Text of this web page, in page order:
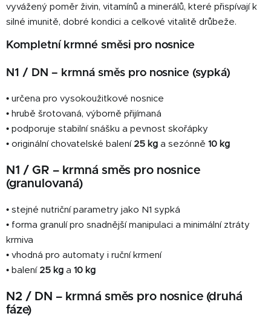
r
v
y
ý
i
s
u
vyvážený poměr živin, vitamínů a minerálů, které přispívají k
silné imunitě, dobré kondici a celkové vitalitě drůbeže.
Kompletní krmné směsi pro nosnice
N1 / DN – krmná směs pro nosnice (sypká)
• určena pro vysokoužitkové nosnice
• hrubě šrotovaná, výborně přijímaná
• podporuje stabilní snášku a pevnost skořápky
• originální chovatelské balení 25 kg a sezónně 10 kg
N1 / GR – krmná směs pro nosnice
(granulovaná)
• stejné nutriční parametry jako N1 sypká
• forma granulí pro snadnější manipulaci a minimální ztráty
krmiva
• vhodná pro automaty i ruční krmení
• balení 25 kg a 10 kg
N2 / DN – krmná směs pro nosnice (druhá
fáze)